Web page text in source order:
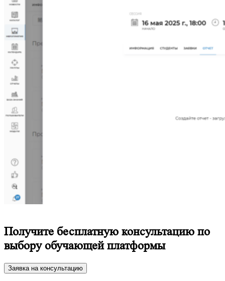
Получите бесплатную консультацию по
выбору обучающей платформы
Заявка на консультацию